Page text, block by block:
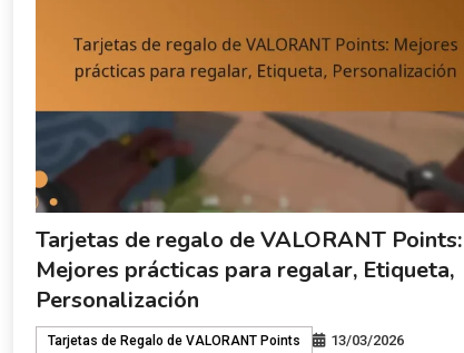
Tarjetas de regalo de VALORANT Points:
Mejores prácticas para regalar, Etiqueta,
Personalización
Tarjetas de Regalo de VALORANT Points
13/03/2026